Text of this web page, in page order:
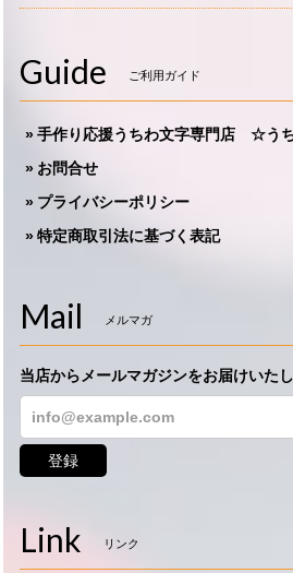
Guide ご利用ガイド
手作り応援うちわ文字専門店 ☆う
お問合せ
プライバシーポリシー
特定商取引法に基づく表記
Mail メルマガ
当店からメールマガジンをお届けいたし
登録
Link リンク